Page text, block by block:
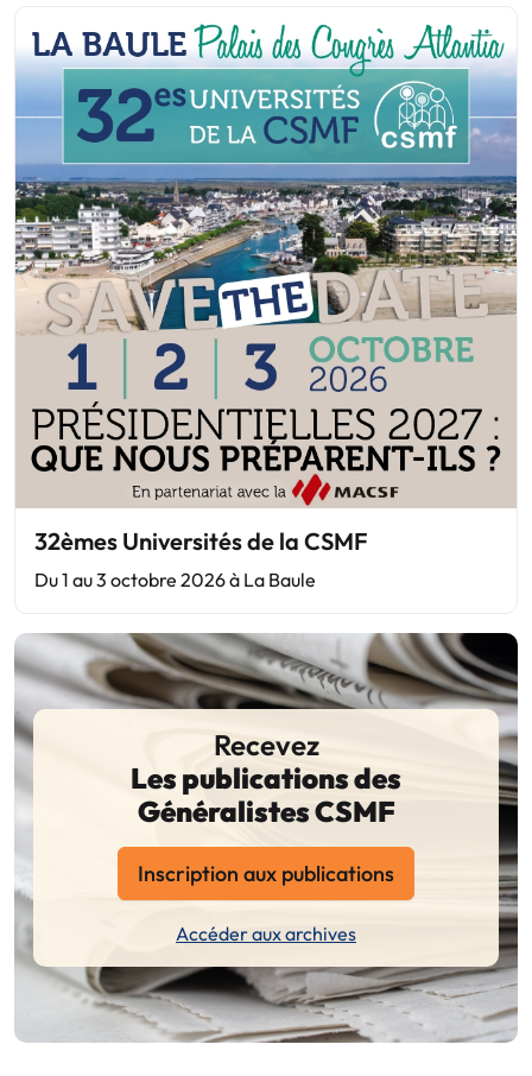
32èmes Universités de la CSMF
Du 1 au 3 octobre 2026 à La Baule
Recevez
Les publications des
Généralistes CSMF
Inscription aux publications
Accéder aux archives